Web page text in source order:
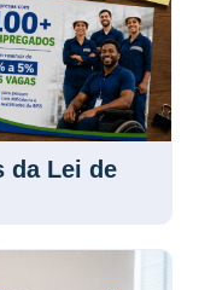
da Lei de